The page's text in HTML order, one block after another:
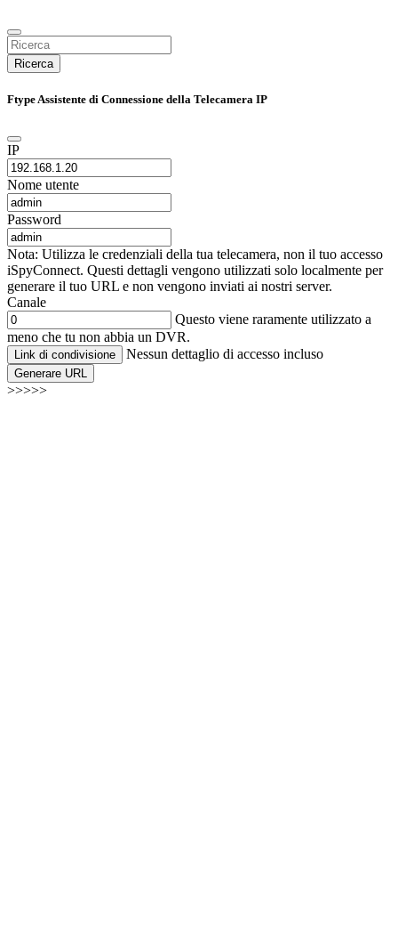
Ricerca
Ftype Assistente di Connessione della Telecamera IP
IP
Nome utente
Password
Nota: Utilizza le credenziali della tua telecamera, non il tuo accesso
iSpyConnect. Questi dettagli vengono utilizzati solo localmente per
generare il tuo URL e non vengono inviati ai nostri server.
Canale
Questo viene raramente utilizzato a
meno che tu non abbia un DVR.
Link di condivisione Nessun dettaglio di accesso incluso
Generare URL
>>>>>